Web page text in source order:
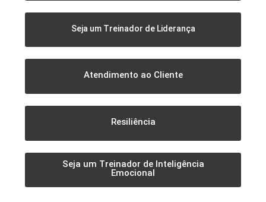
Seja um Treinador de Liderança
Atendimento ao Cliente
Resiliência
Seja um Treinador de Inteligência
Emocional